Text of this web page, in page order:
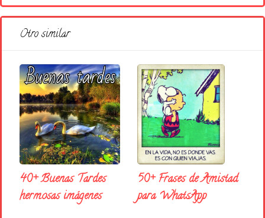
Otro similar
40+ Buenas Tardes
hermosas imágenes
50+ Frases de Amistad
para WhatsApp